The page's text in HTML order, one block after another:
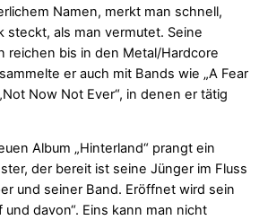
Namen, merkt man schnell,
steckt, als man vermutet. Seine
reichen bis in den Metal/Hardcore
er auch mit Bands wie „A Fear
Now Not Ever“, in denen er tätig
Album „Hinterland“ prangt ein
der bereit ist seine Jünger im Fluss
und seiner Band. Eröffnet wird sein
und davon“. Eins kann man nicht